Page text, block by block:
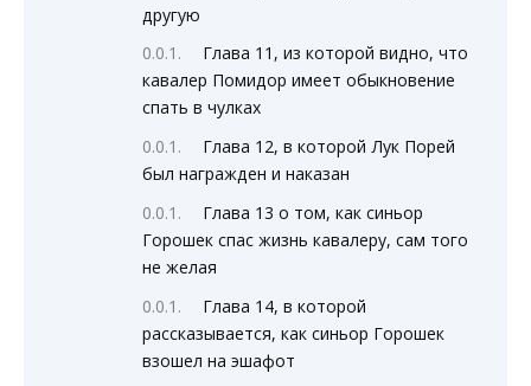
другую
Глава 11, из которой видно, что
кавалер Помидор имеет обыкновение
спать в чулках
Глава 12, в которой Лук Порей
был награжден и наказан
Глава 13 о том, как синьор
Горошек спас жизнь кавалеру, сам того
не желая
Глава 14, в которой
рассказывается, как синьор Горошек
взошел на эшафот